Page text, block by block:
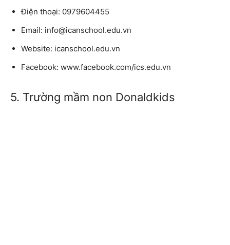
Điện thoại: 0979604455
Email: info@icanschool.edu.vn
Website: icanschool.edu.vn
Facebook: www.facebook.com/ics.edu.vn
5. Trường mầm non Donaldkids